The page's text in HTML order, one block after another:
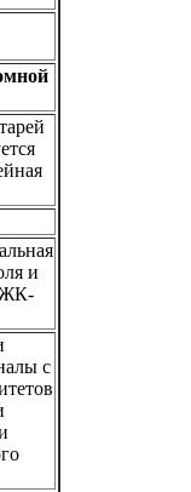
и
ЖК-
с